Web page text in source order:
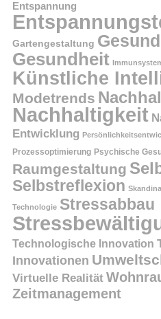
Entspannung
Gartengestaltung
Gesundheit
Künstliche
Modetrends
Nachhaltigkeit
Entwicklung
Prozessoptimierung Psychische
Raumgestaltung
Selbstreflexion
Technologie Stressabbau
Technologische Innovation
Innovationen
Virtuelle Realität
Zeitmanagement